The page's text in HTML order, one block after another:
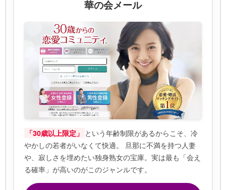
華の会メール
「30歳以上限定」 という年齢制限があるからこそ、冷
やかしの若者がいなくて快適。 旦那に不満を持つ人妻
や、寂しさを埋めたい独身熟女の宝庫。実は最も「会え
る確率」が高いのがこのジャンルです。